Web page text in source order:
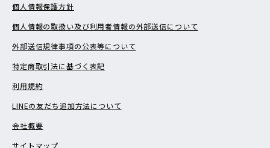
個人情報保護方針
個人情報の取扱い及び利用者情報の外部送信について
外部送信規律事項の公表等について
特定商取引法に基づく表記
利用規約
LINEの友だち追加方法について
会社概要
サイトマップ